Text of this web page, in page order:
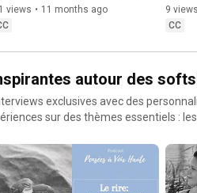
views • 11 months ago
9 views
CC
autour des
exclusives avec des
sur des thèmes essentiels :
précieux et des anecdotes
des discussions
vous inspirer !